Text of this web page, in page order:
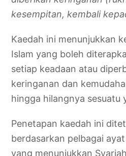
kesempitan, kembali
Kaedah ini menunjukkan
Islam yang boleh
setiap keadaan atau
keringanan dan
hingga hilangnya sesuatu
Penetapan kaedah ini
berdasarkan pelbagai
yang menunjukkan